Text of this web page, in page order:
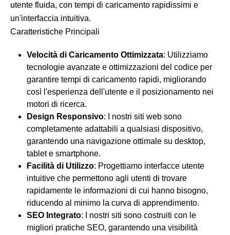
utente fluida, con tempi di caricamento rapidissimi e
un'interfaccia intuitiva.
Caratteristiche Principali
Velocità di Caricamento Ottimizzata: Utilizziamo
tecnologie avanzate e ottimizzazioni del codice per
garantire tempi di caricamento rapidi, migliorando
così l'esperienza dell'utente e il posizionamento nei
motori di ricerca.
Design Responsivo: I nostri siti web sono
completamente adattabili a qualsiasi dispositivo,
garantendo una navigazione ottimale su desktop,
tablet e smartphone.
Facilità di Utilizzo: Progettiamo interfacce utente
intuitive che permettono agli utenti di trovare
rapidamente le informazioni di cui hanno bisogno,
riducendo al minimo la curva di apprendimento.
SEO Integrato: I nostri siti sono costruiti con le
migliori pratiche SEO, garantendo una visibilità